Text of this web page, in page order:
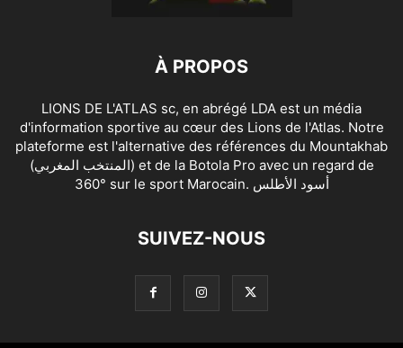
À PROPOS
LIONS DE L'ATLAS sc, en abrégé LDA est un média
d'information sportive au cœur des Lions de l'Atlas. Notre
plateforme est l'alternative des références du Mountakhab
(المنتخب المغربي) et de la Botola Pro avec un regard de
360° sur le sport Marocain. أسود الأطلس
SUIVEZ-NOUS